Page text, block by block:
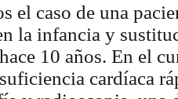
el caso de una
la infancia y
10 años. En el
cardíaca